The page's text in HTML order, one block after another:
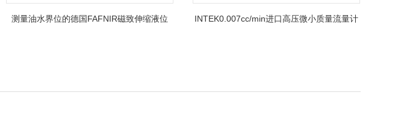
测量油水界位的德国FAFNIR磁致伸缩液位
INTEK0.007cc/min进口高压微小质量流量计